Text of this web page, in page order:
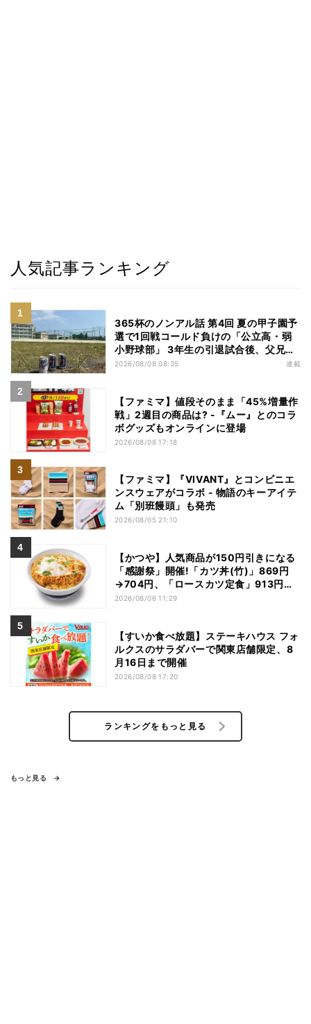
人気記事ランキング
365杯のノンアル話 第4回 夏の甲子園予
選で1回戦コールド負けの「公立高・弱
小野球部」 3年生の引退試合後、父兄
が“現場”で取り出したのは……
2026/08/08 08:35 連載
【ファミマ】値段そのまま「45%増量作
戦」2週目の商品は? -『ムー』とのコラ
ボグッズもオンラインに登場
2026/08/08 17:18
【ファミマ】『VIVANT』とコンビニエ
ンスウェアがコラボ - 物語のキーアイテ
ム「別班饅頭」も発売
2026/08/05 21:10
【かつや】人気商品が150円引きになる
「感謝祭」開催!「カツ丼(竹)」869円
→704円、「ロースカツ定食」913円
→748円に - 8日間限定
2026/08/06 11:29
【すいか食べ放題】ステーキハウス フォ
ルクスのサラダバーで関東店舗限定、8
月16日まで開催
2026/08/08 17:20
ランキングをもっと見る
もっと見る